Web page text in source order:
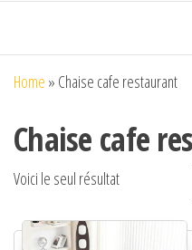
Home » Chaise cafe restaurant
Chaise cafe
Voici le seul résultat